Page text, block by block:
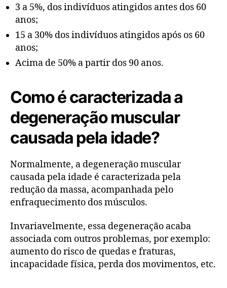
3 a 5%, dos indivíduos atingidos antes dos 60
anos;
15 a 30% dos indivíduos atingidos após os 60
anos;
Acima de 50% a partir dos 90 anos.
Como é caracterizada a
degeneração muscular
causada pela idade?
Normalmente, a degeneração muscular
causada pela idade é caracterizada pela
redução da massa, acompanhada pelo
enfraquecimento dos músculos.
Invariavelmente, essa degeneração acaba
associada com outros problemas, por exemplo:
aumento do risco de quedas e fraturas,
incapacidade física, perda dos movimentos, etc.